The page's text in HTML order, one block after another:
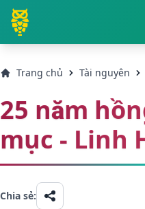
Trang chủ Tài nguyên
25 năm
mục - Linh
Chia sẻ: